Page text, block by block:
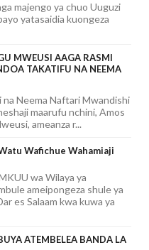
majengo ya chuo Uuguzi
yatasaidia kuongeza
MWEUSI AAGA RASMI
TAKATIFU NA NEEMA
Neema Naftari Mwandishi
maarufu nchini, Amos
ameanza r...
Wafichue Wahamiaji
wa Wilaya ya
ameipongeza shule ya
es Salaam kwa kuwa ya
ATEMBELEA BANDA LA